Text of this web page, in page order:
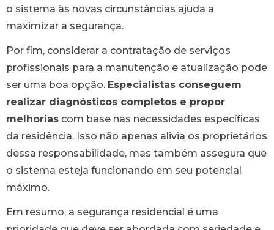
o sistema às novas circunstâncias ajuda a
maximizar a segurança.
Por fim, considerar a contratação de serviços
profissionais para a manutenção e atualização pode
ser uma boa opção. Especialistas conseguem
realizar diagnósticos completos e propor
melhorias com base nas necessidades específicas
da residência. Isso não apenas alivia os proprietários
dessa responsabilidade, mas também assegura que
o sistema esteja funcionando em seu potencial
máximo.
Em resumo, a segurança residencial é uma